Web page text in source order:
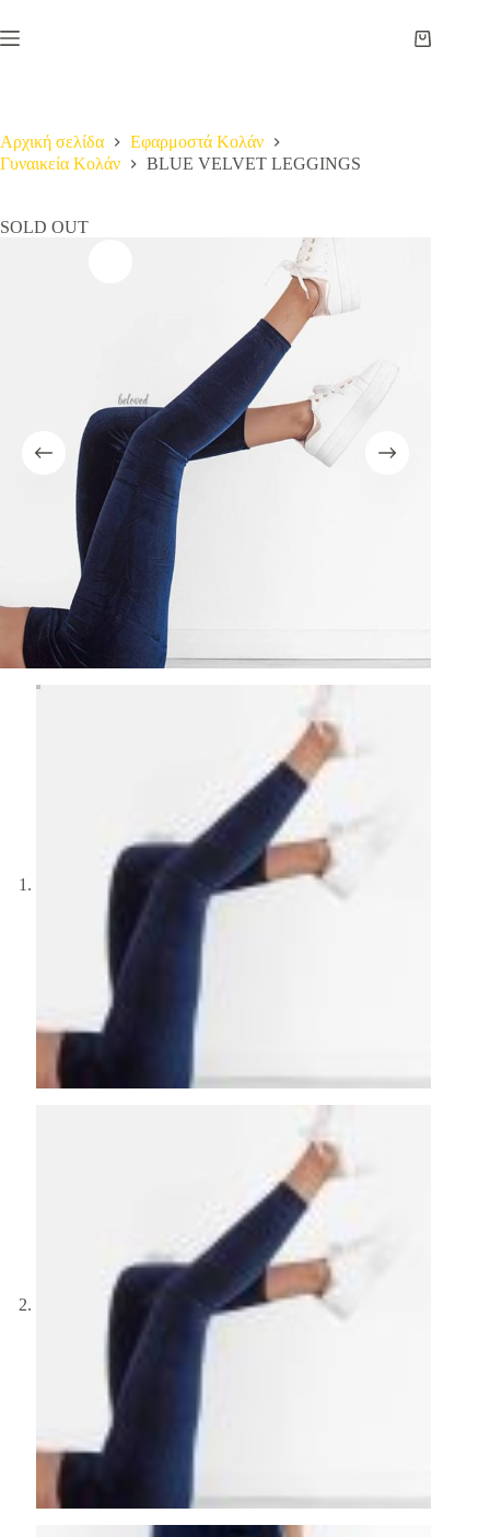
στο
περιεχόμενο
Καλάθι
Αρχική σελίδα
Εφαρμοστά Κολάν
Γυναικεία Κολάν
BLUE VELVET LEGGINGS
SOLD OUT